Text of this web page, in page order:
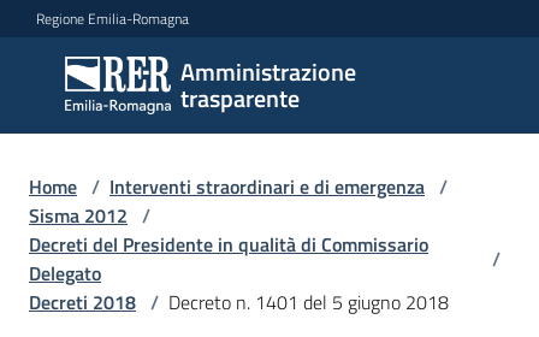
Vai al contenuto
Vai alla navigazione
Vai al footer
Regione Emilia-Romagna
Amministrazione
trasparente
Amministrazione
trasparente
Sottosezioni
Accesso
Home / Interventi straordinari e di emergenza /
Sisma 2012 /
Decreti del Presidente in qualità di Commissario
Delegato
/
Decreti 2018 / Decreto n. 1401 del 5 giugno 2018